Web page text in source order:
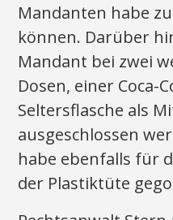
Mandanten habe
können. Darüber
Mandant bei zwei
Dosen, einer Coca-
Seltersflasche als
ausgeschlossen
habe ebenfalls für
der Plastiktüte